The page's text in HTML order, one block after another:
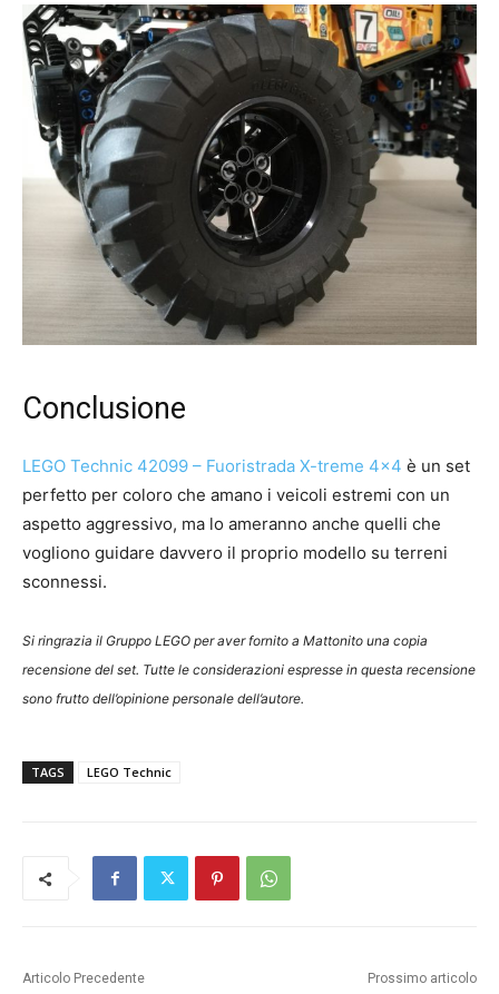
Conclusione
LEGO Technic 42099 – Fuoristrada X-treme 4×4 è un set
perfetto per coloro che amano i veicoli estremi con un
aspetto aggressivo, ma lo ameranno anche quelli che
vogliono guidare davvero il proprio modello su terreni
sconnessi.
Si ringrazia il Gruppo LEGO per aver fornito a Mattonito una copia
recensione del set. Tutte le considerazioni espresse in questa recensione
sono frutto dell’opinione personale dell’autore.
TAGS LEGO Technic
Articolo Precedente Prossimo articolo